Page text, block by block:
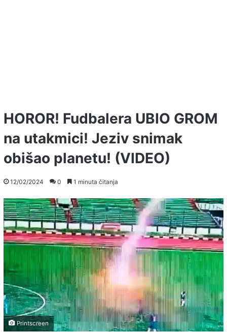
HOROR! Fudbalera UBIO GROM
na utakmici! Jeziv snimak
obišao planetu! (VIDEO)
12/02/2024 0 1 minuta čitanja
Printscreen